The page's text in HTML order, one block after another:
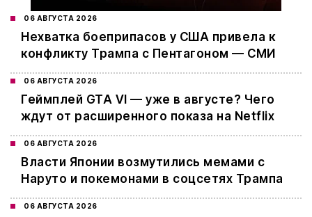
06 АВГУСТА 2026
Нехватка боеприпасов у США привела к
конфликту Трампа с Пентагоном — СМИ
06 АВГУСТА 2026
Геймплей GTA VI — уже в августе? Чего
ждут от расширенного показа на Netflix
06 АВГУСТА 2026
Власти Японии возмутились мемами с
Наруто и покемонами в соцсетях Трампа
06 АВГУСТА 2026